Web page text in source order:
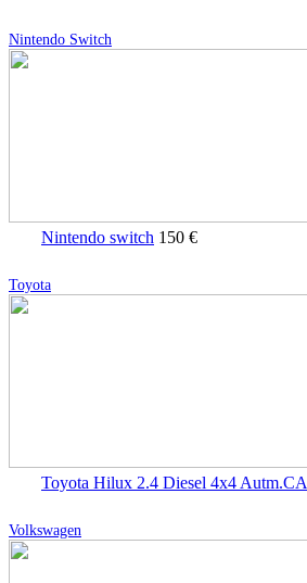
Nintendo Switch
Nintendo switch 150 €
Toyota
Toyota Hilux 2.4 Diesel 4x4
Volkswagen